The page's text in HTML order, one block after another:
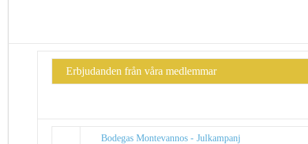
Erbjudanden från våra medlemmar
Bodegas Montevannos - Julkampanj